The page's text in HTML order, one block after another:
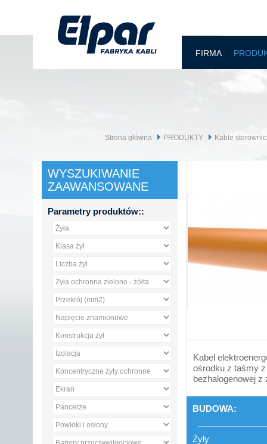
FIRMA
Strona główna PRODUKTY Kable
WYSZUKIWANIE
ZAAWANSOWANE
Parametry produktów::
Kabel
ośrodku z taśmy z
bezhalogenowej z
BUDOWA:
Żyły